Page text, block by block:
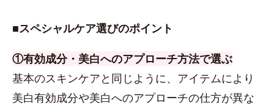
■スペシャルケア選びのポイント
①有効成分・美白へのアプローチ方法で選ぶ
基本のスキンケアと同じように、アイテムにより
美白有効成分や美白へのアプローチの仕方が異な